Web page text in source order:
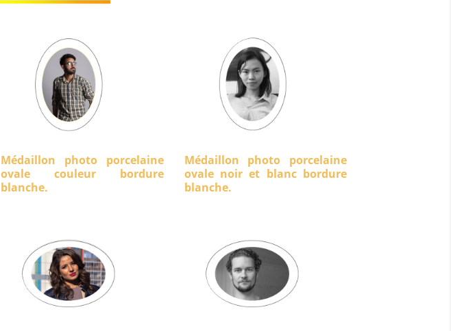
Médaillon photo porcelaine
ovale couleur bordure
blanche.
Médaillon photo porcelaine
ovale noir et blanc bordure
blanche.